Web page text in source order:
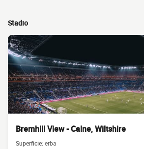
Stadio
Bremhill View - Calne, Wiltshire
Superficie:erba